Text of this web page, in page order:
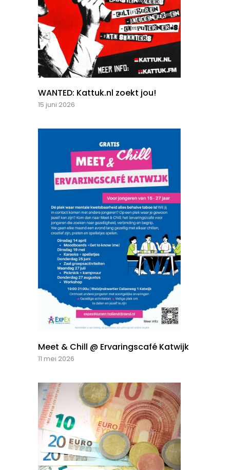
WANTED: Kattuk.nl zoekt jou!
15 juni 2026
Meet & Chill @ Ervaringscafé Katwijk
11 mei 2026